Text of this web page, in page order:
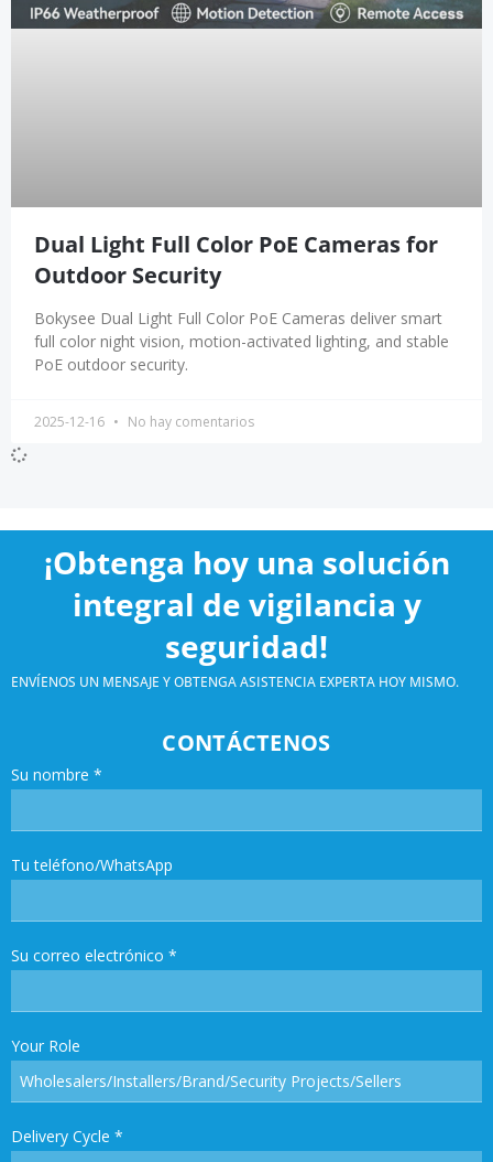
Dual Light Full Color PoE Cameras for
Outdoor Security
Bokysee Dual Light Full Color PoE Cameras deliver smart
full color night vision, motion-activated lighting, and stable
PoE outdoor security.
2025-12-16 No hay comentarios
¡Obtenga hoy una solución
integral de vigilancia y
seguridad!
ENVÍENOS UN MENSAJE Y OBTENGA ASISTENCIA EXPERTA HOY MISMO.
CONTÁCTENOS
Su nombre *
Tu teléfono/WhatsApp
Su correo electrónico *
Your Role
Delivery Cycle *